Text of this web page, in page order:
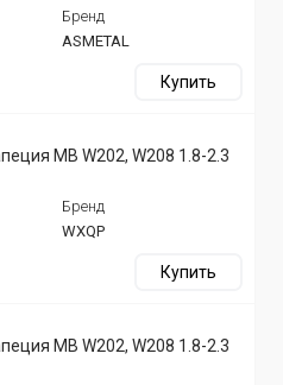
Бренд
ASMETAL
Купить
MB W202, W208 1.8-2.3
Бренд
WXQP
Купить
MB W202, W208 1.8-2.3